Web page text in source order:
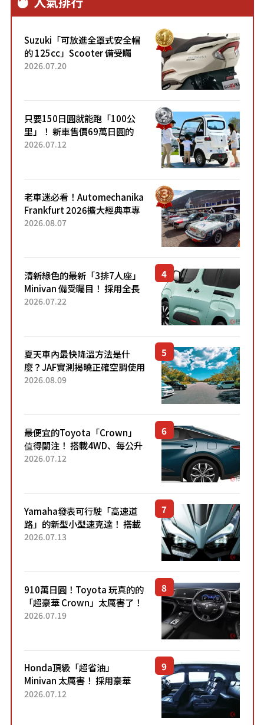
Suzuki「可放進全罩式安全帽
的 125cc」Scooter 備受矚
目！採用全新流線設計與各項
2026.07.20
只要150日圓就能跑「100公
里」！ 新車售價69萬日圓的
「3人座」Trike大受歡迎！ 順
2026.07.12
老車迷必看！Automechanika
Frankfurt 2026擴大經典車專
區 1954年珍稀古董車現場修復
2026.08.07
清新綠色的最新「3排7人座」
Minivan 備受矚目！ 採用全長
4.7公尺剛剛好的車身尺寸與
2026.07.22
夏天車內最快降溫方法是什
麼？JAF實測揭曉正確空調使用
方式
2026.08.09
最便宜的Toyota「Crown」
值得關注！ 搭載4WD、每公升
22.4公里低油耗表現超亮眼！
2026.07.12
Yamaha發表可行駛「高速道
路」的新型小型速克達！ 搭載
能享受超強勁「渦輪感」的動
2026.07.13
910萬日圓！Toyota 玩真的的
「超豪華 Crown」太厲害了！
採用由「匠人技藝」打造的
2026.07.19
Honda頂級「超省油」
Minivan 太厲害！ 採用豪華
「真皮座椅」與專屬「黑色內
2026.07.12